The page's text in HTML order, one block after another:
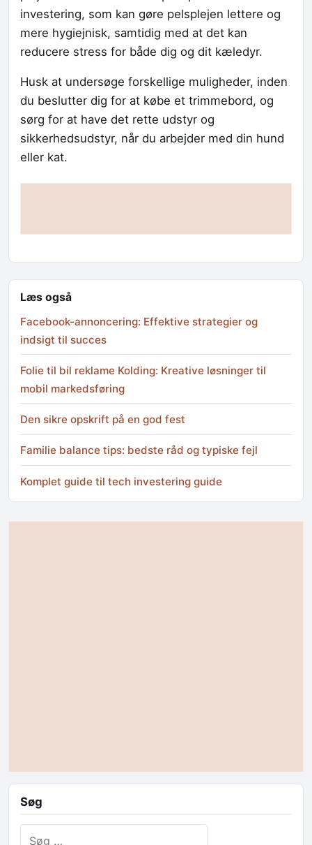
investering, som kan gøre pelsplejen lettere og
mere hygiejnisk, samtidig med at det kan
reducere stress for både dig og dit kæledyr.
Husk at undersøge forskellige muligheder, inden
du beslutter dig for at købe et trimmebord, og
sørg for at have det rette udstyr og
sikkerhedsudstyr, når du arbejder med din hund
eller kat.
Læs også
Facebook-annoncering: Effektive strategier og
indsigt til succes
Folie til bil reklame Kolding: Kreative løsninger til
mobil markedsføring
Den sikre opskrift på en god fest
Familie balance tips: bedste råd og typiske fejl
Komplet guide til tech investering guide
Søg